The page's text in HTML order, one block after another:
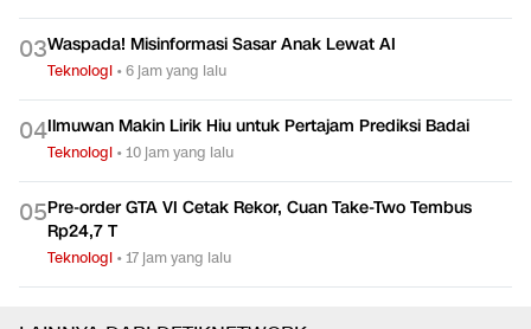
03Waspada! Misinformasi Sasar Anak Lewat AI
Teknologi •6 jam yang lalu
04Ilmuwan Makin Lirik Hiu untuk Pertajam Prediksi Badai
Teknologi •10 jam yang lalu
05Pre-order GTA VI Cetak Rekor, Cuan Take-Two Tembus
Rp24,7 T
Teknologi •17 jam yang lalu